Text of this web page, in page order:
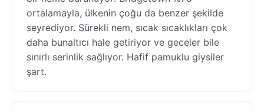
ortalamayla, ülkenin çoğu da benzer şekilde
seyrediyor. Sürekli nem, sıcak sıcaklıkları çok
daha bunaltıcı hale getiriyor ve geceler bile
sınırlı serinlik sağlıyor. Hafif pamuklu giysiler
şart.